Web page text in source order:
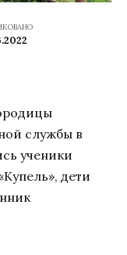
службы в
ученики
дети